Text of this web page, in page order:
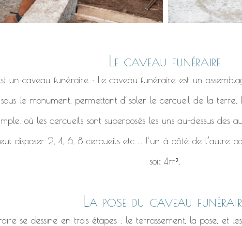
Le caveau funéraire
un caveau funéraire : Le caveau funéraire est un
le monument, permettant d’isoler le cercueil de la
où les cercueils sont superposés les uns au-dessus des
disposer 2, 4, 6, 8 cercueils etc ... l’un à côté de l’autre
soit 4m².
La pose du caveau
se dessine en trois étapes : le terrassement, la pose, et